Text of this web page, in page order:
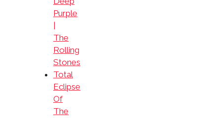
Purple
The
Rolling
Stones
Total
Eclipse
Of
The